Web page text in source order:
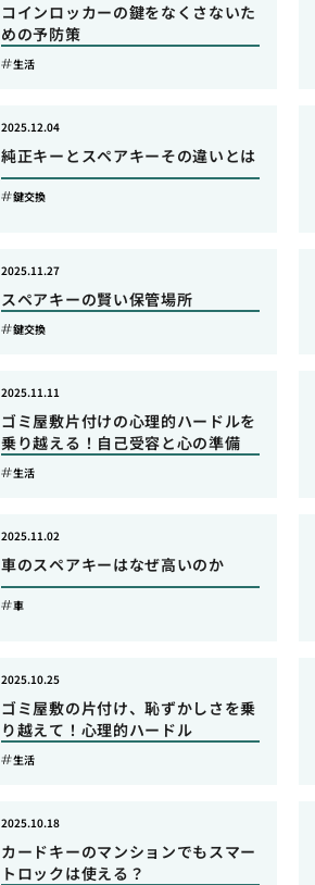
コインロッカーの鍵をなくさないた
めの予防策
生活
純正キーとスペアキーその違いとは
2025.12.04
鍵交換
スペアキーの賢い保管場所
2025.11.27
鍵交換
ゴミ屋敷片付けの心理的ハードルを
乗り越える！自己受容と心の準備
2025.11.11
生活
車のスペアキーはなぜ高いのか
2025.11.02
車
ゴミ屋敷の片付け、恥ずかしさを乗
り越えて！心理的ハードル
2025.10.25
生活
カードキーのマンションでもスマー
トロックは使える？
2025.10.18